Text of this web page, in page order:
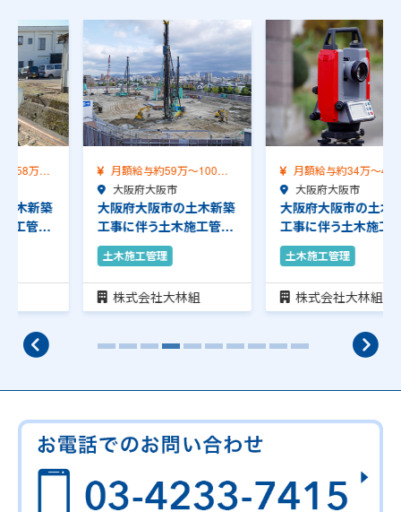
月額給与約59万～100万
（前職給与保証…
大阪府大阪市
大阪府大阪市の土木新築
工事に伴う土木施工管理
のお仕事です。安…
土木施工管理
株式会社大林組
月額給与約34万～41万
（前職給与保証）…
大阪府大阪市
大阪府大阪市の土木新築
工事に伴う土木施工管理
のお仕事です。安…
土木施工管理
株式会社大林組